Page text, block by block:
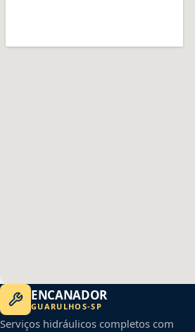
ENCANADOR
GUARULHOS-SP
Serviços hidráulicos completos com